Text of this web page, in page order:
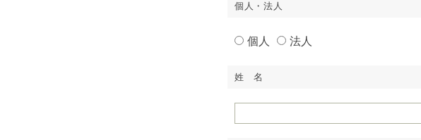
個人・法人
個人 法人
姓 名